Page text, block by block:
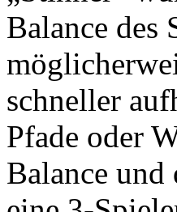
Balance des
schneller
Pfade oder
Balance und